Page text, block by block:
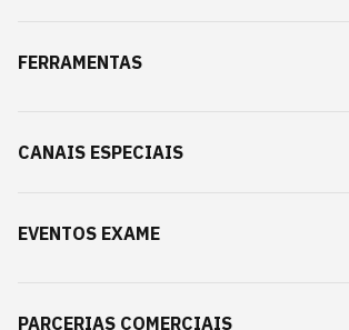
FERRAMENTAS
CANAIS ESPECIAIS
EVENTOS EXAME
PARCERIAS COMERCIAIS